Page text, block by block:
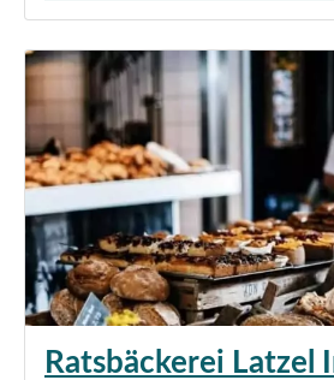
Ratsbäckerei Latzel